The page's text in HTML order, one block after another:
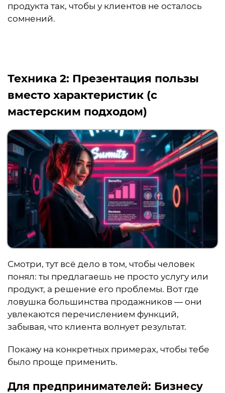
продукта так, чтобы у клиентов не осталось
сомнений.
Техника 2: Презентация пользы
вместо характеристик (с
мастерским подходом)
Смотри, тут всё дело в том, чтобы человек
понял: ты предлагаешь не просто услугу или
продукт, а решение его проблемы. Вот где
ловушка большинства продажников — они
увлекаются перечислением функций,
забывая, что клиента волнует результат.
Покажу на конкретных примерах, чтобы тебе
было проще применить.
Для предпринимателей: Бизнесу